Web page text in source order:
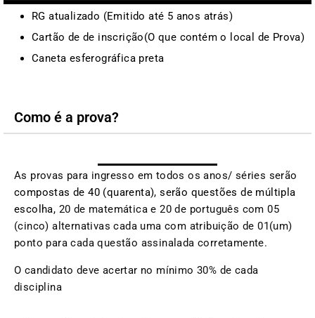
RG atualizado (Emitido até 5 anos atrás)
Cartão de de inscrição(O que contém o local de Prova)
Caneta esferográfica preta
Como é a prova?
As provas para ingresso em todos os anos/ séries serão
compostas de 40 (quarenta), serão questões de múltipla
escolha, 20 de matemática e 20 de português com 05
(cinco) alternativas cada uma com atribuição de 01(um)
ponto para cada questão assinalada corretamente.
O candidato deve acertar no mínimo 30% de cada
disciplina